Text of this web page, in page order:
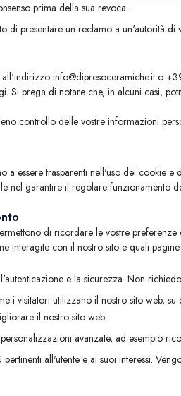
prima della sua revoca.
di presentare un reclamo a un'autorità
info@dipresoceramiche.it o
Si prega di notare che, in alcuni casi,
controllo delle vostre informazioni
essere trasparenti nell'uso dei cookie
nel garantire il regolare funzionamento
di ricordare le vostre
interagite con il nostro sito e quali pagine
e la sicurezza. Non
visitatori utilizzano il nostro sito web,
il nostro sito web.
avanzate, ad esempio
all'utente e ai suoi interessi.